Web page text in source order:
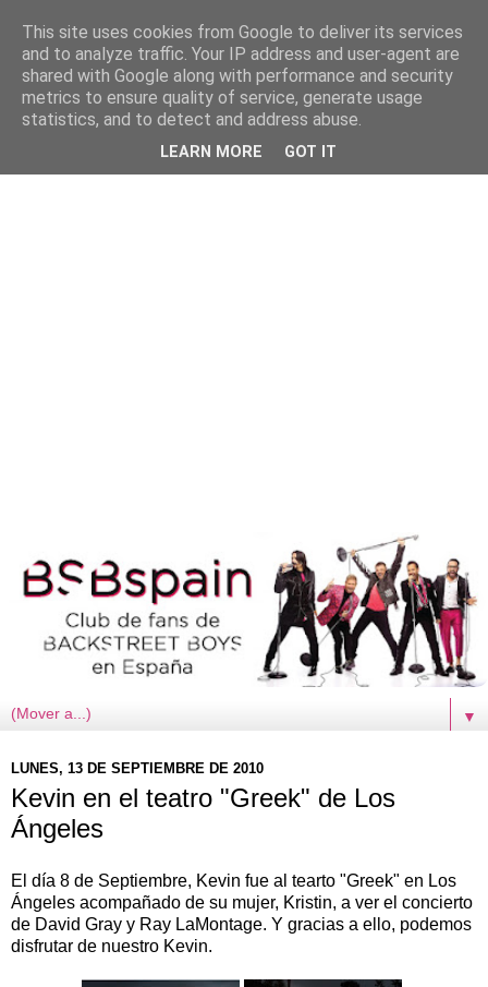
▼
LUNES, 13 DE SEPTIEMBRE DE 2010
Kevin en el teatro "Greek" de Los
Ángeles
El día 8 de Septiembre, Kevin fue al tearto "Greek" en Los
Ángeles acompañado de su mujer, Kristin, a ver el concierto
de David Gray y Ray LaMontage. Y gracias a ello, podemos
disfrutar de nuestro Kevin.
This site uses cookies from Google to deliver its services
and to analyze traffic. Your IP address and user-agent are
shared with Google along with performance and security
metrics to ensure quality of service, generate usage
statistics, and to detect and address abuse.
LEARN MORE GOT IT